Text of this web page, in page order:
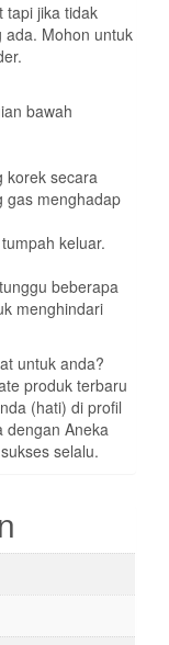
tapi jika tidak
ada. Mohon untuk
bawah
korek secara
gas menghadap
keluar.
beberapa
menghindari
untuk anda?
produk terbaru
(hati) di profil
dengan Aneka
selalu.